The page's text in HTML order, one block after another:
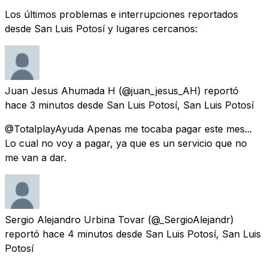
Los últimos problemas e interrupciones reportados
desde San Luis Potosí y lugares cercanos:
Juan Jesus Ahumada H (@juan_jesus_AH) reportó
hace 3 minutos desde San Luis Potosí, San Luis Potosí
@TotalplayAyuda Apenas me tocaba pagar este mes...
Lo cual no voy a pagar, ya que es un servicio que no
me van a dar.
Sergio Alejandro Urbina Tovar (@_SergioAlejandr)
reportó hace 4 minutos desde San Luis Potosí, San Luis
Potosí